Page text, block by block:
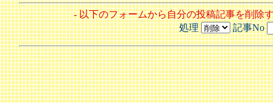
- 以下のフォームから自分の投稿記事を削除
処理
記事No